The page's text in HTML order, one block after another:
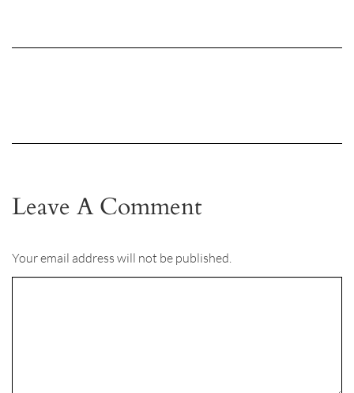
Leave A Comment
Your email address will not be published.